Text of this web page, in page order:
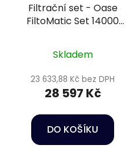
Filtrační set - Oase
FiltoMatic Set 14000
Skladem
23 633,88 Kč bez DPH
28 597 Kč
DO KOŠÍKU